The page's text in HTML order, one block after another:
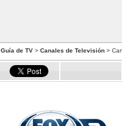
Guía de TV > Canales de Televisión >